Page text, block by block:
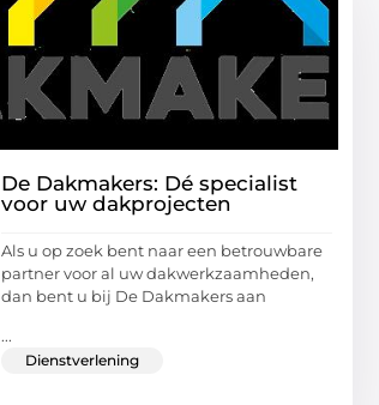
De Dakmakers: Dé specialist
voor uw dakprojecten
Als u op zoek bent naar een betrouwbare
partner voor al uw dakwerkzaamheden,
dan bent u bij De Dakmakers aan
...
Dienstverlening